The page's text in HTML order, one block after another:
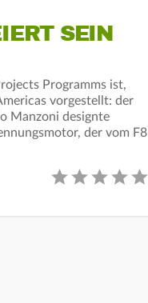
SEIN
Programms ist,
vorgestellt: der
Manzoni designte
der vom F8